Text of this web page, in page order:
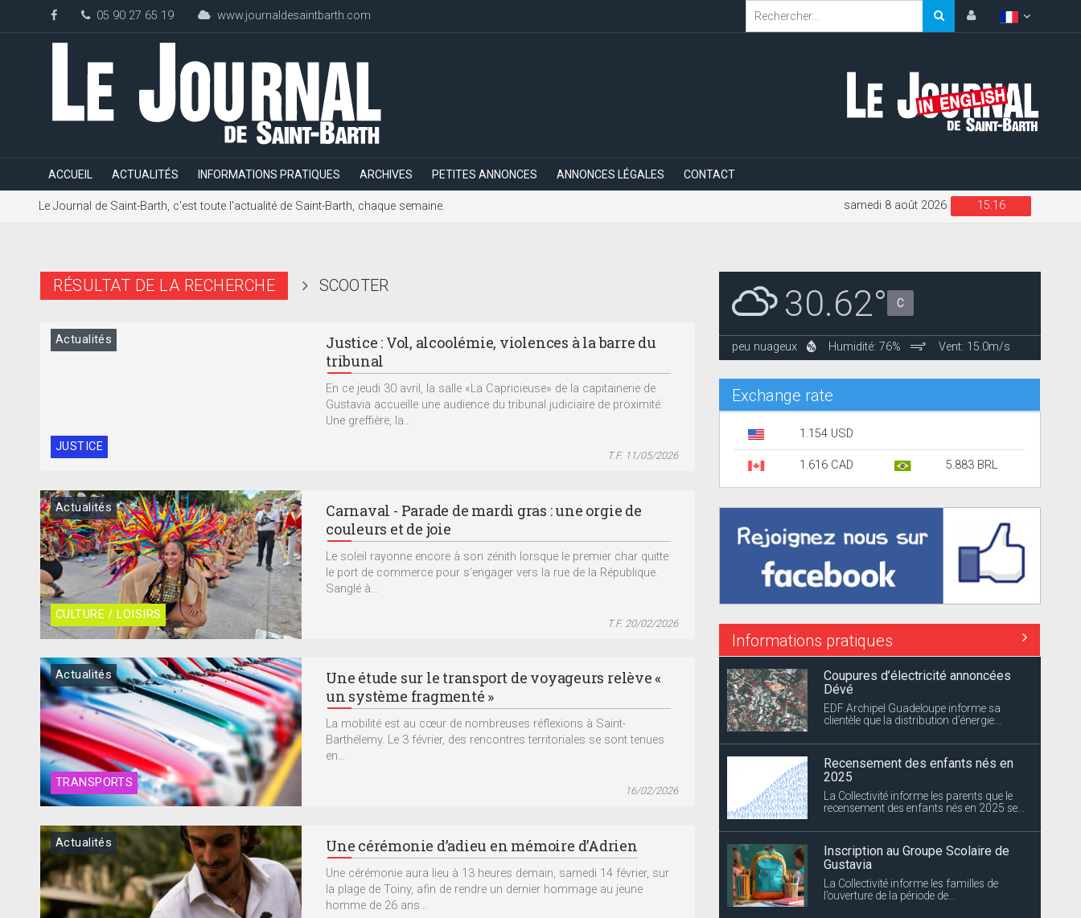
05 90 27 65 19 www.journaldesaintbarth.com
ACCUEIL ACTUALITÉS INFORMATIONS PRATIQUES ARCHIVES PETITES ANNONCES ANNONCES LÉGALES CONTACT
Le Journal de Saint-Barth, c'est toute l'actualité de Saint-Barth, chaque semaine. 15:16
samedi 8 août 2026
RÉSULTAT DE LA RECHERCHE SCOOTER
JUSTICE
Actualités
Justice : Vol, alcoolémie, violences à la barre du
tribunal
En ce jeudi 30 avril, la salle «La Capricieuse» de la capitainerie de
Gustavia accueille une audience du tribunal judiciaire de proximité.
Une greffière, la...
T.F. 11/05/2026
CULTURE / LOISIRS
Actualités
Carnaval - Parade de mardi gras : une orgie de
couleurs et de joie
Le soleil rayonne encore à son zénith lorsque le premier char quitte
le port de commerce pour s’engager vers la rue de la République.
Sanglé à...
T.F. 20/02/2026
TRANSPORTS
Actualités
Une étude sur le transport de voyageurs relève «
un système fragmenté »
La mobilité est au cœur de nombreuses réflexions à Saint-
Barthélemy. Le 3 février, des rencontres territoriales se sont tenues
en...
16/02/2026
Actualités Une cérémonie d’adieu en mémoire d’Adrien
Une cérémonie aura lieu à 13 heures demain, samedi 14 février, sur
la plage de Toiny, afin de rendre un dernier hommage au jeune
homme de 26 ans...
30.62° C
peu nuageux Humidité: 76% Vent: 15.0m/s
Exchange rate
1.154 USD
1.616 CAD 5.883 BRL
Informations pratiques
Coupures d’électricité annoncées
Dévé
EDF Archipel Guadeloupe informe sa
clientèle que la distribution d’énergie...
Recensement des enfants nés en
2025
La Collectivité informe les parents que le
recensement des enfants nés en 2025 se...
Inscription au Groupe Scolaire de
Gustavia
La Collectivité informe les familles de
l’ouverture de la période de...